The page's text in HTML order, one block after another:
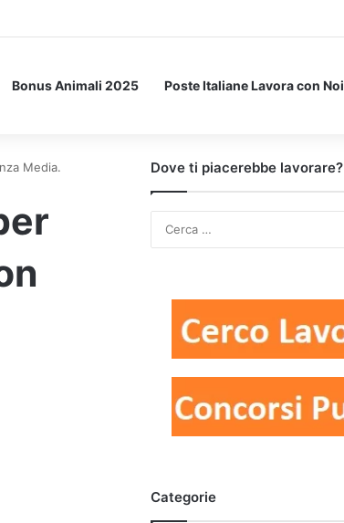
Bonus Animali 2025 Poste Italiane Lavora con Noi
Media. Dove ti piacerebbe lavorare?
Categorie